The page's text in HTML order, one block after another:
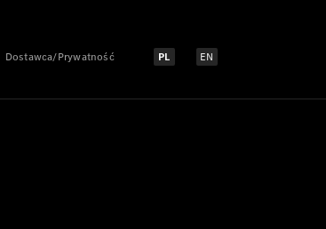
Dostawca/Prywatność Select language:
PL Select language:
EN